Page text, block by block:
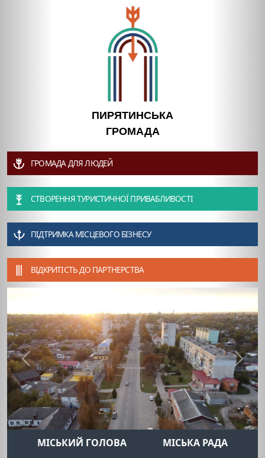
ПИРЯТИНСЬКА
ГРОМАДА
ГРОМАДА ДЛЯ ЛЮДЕЙ
СТВОРЕННЯ ТУРИСТИЧНОЇ ПРИВАБЛИВОСТІ
ПІДТРИМКА МІСЦЕВОГО БІЗНЕСУ
ВІДКРИТІСТЬ ДО ПАРТНЕРСТВА
Previous Next
МІСЬКИЙ ГОЛОВА
МІСЬКА РАДА